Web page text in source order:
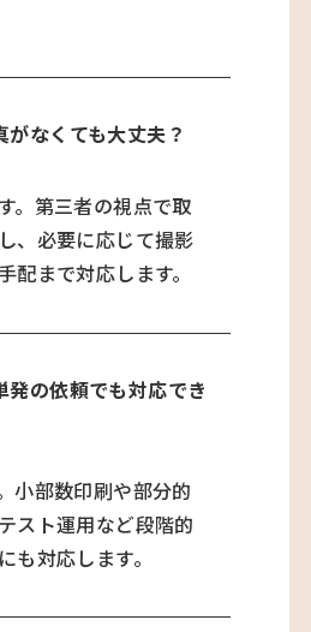
がなくても大丈夫？
。第三者の視点で取
、必要に応じて撮影
配まで対応します。
発の依頼でも対応でき
小部数印刷や部分的
スト運用など段階的
も対応します。